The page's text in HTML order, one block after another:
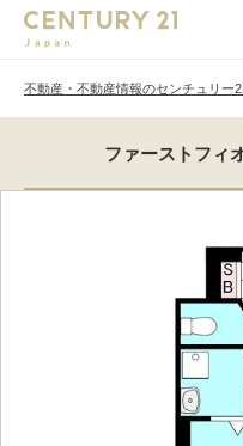
不動産・不動産情報のセンチュリー
ファーストフィ